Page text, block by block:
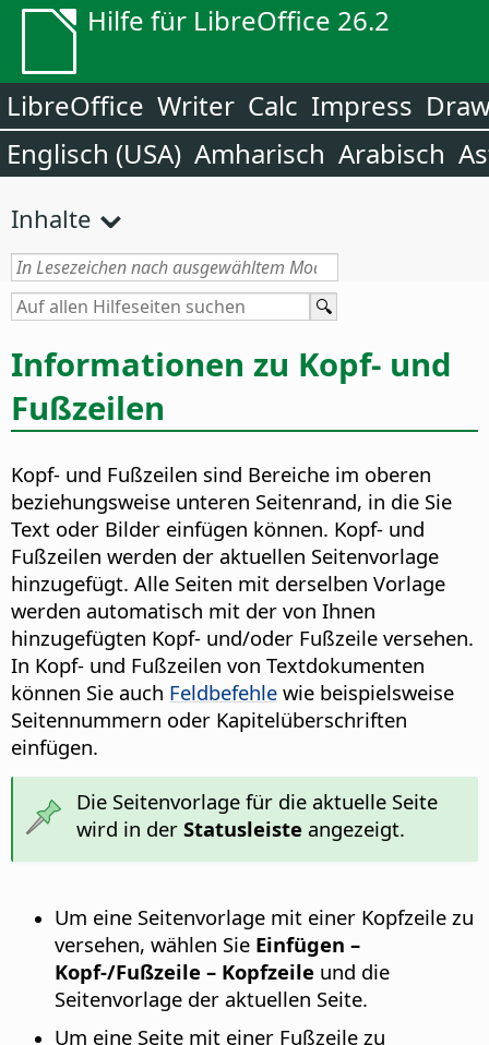
Hilfe für LibreOffice 26.2
LibreOffice Writer Calc Impress
Englisch (USA) Amharisch Arabisch
Inhalte
Informationen zu Kopf- und
Fußzeilen
Kopf- und Fußzeilen sind Bereiche im oberen
beziehungsweise unteren Seitenrand, in die Sie
Text oder Bilder einfügen können. Kopf- und
Fußzeilen werden der aktuellen Seitenvorlage
hinzugefügt. Alle Seiten mit derselben Vorlage
werden automatisch mit der von Ihnen
hinzugefügten Kopf- und/oder Fußzeile versehen.
In Kopf- und Fußzeilen von Textdokumenten
können Sie auch Feldbefehle wie beispielsweise
Seitennummern oder Kapitelüberschriften
einfügen.
Die Seitenvorlage für die aktuelle Seite
wird in der Statusleiste angezeigt.
Um eine Seitenvorlage mit einer Kopfzeile zu
versehen, wählen Sie Einfügen –
Kopf-/Fußzeile – Kopfzeile und die
Seitenvorlage der aktuellen Seite.
Um eine Seite mit einer Fußzeile zu